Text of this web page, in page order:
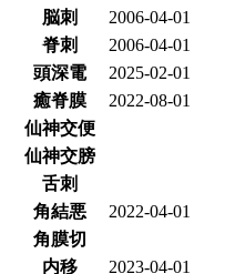
脳刺
2006-04-01
脊刺
2006-04-01
頭深電
2025-02-01
癒脊膜
2022-08-01
仙神交便
仙神交膀
舌刺
角結悪
2022-04-01
角膜切
内移
2023-04-01